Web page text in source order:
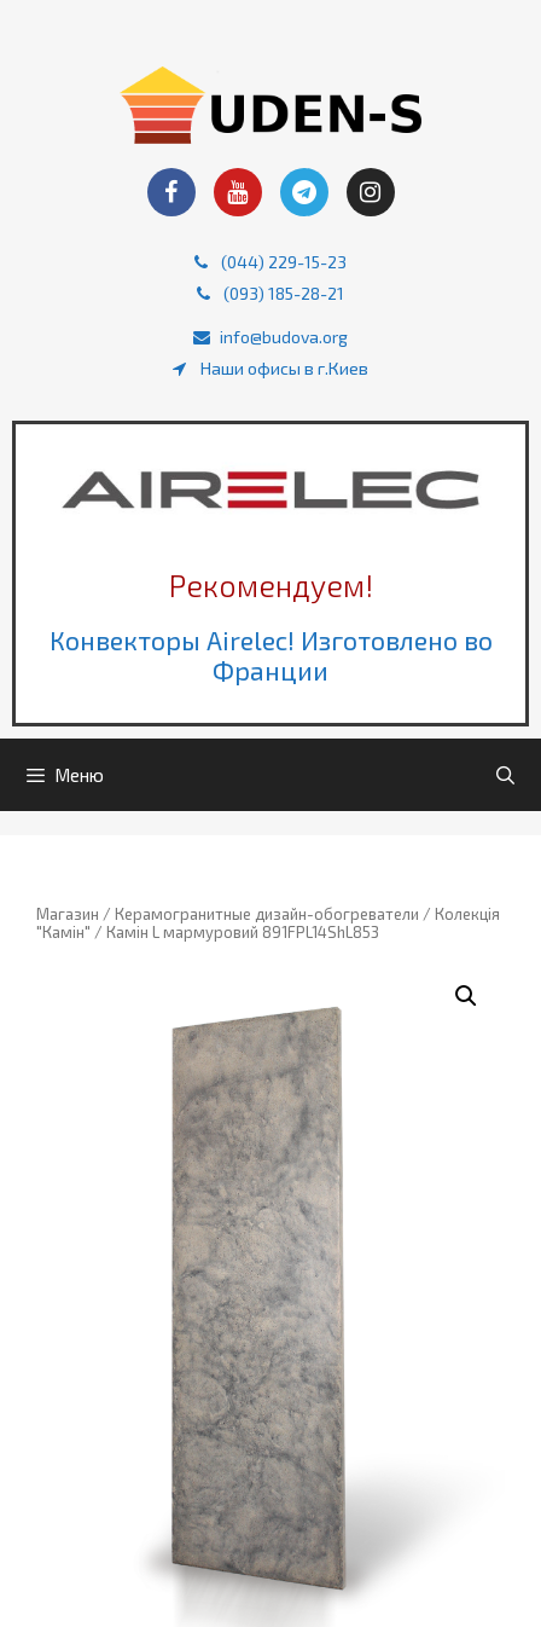
(044) 229-15-23
(093) 185-28-21
info@budova.org
Наши офисы в г.Киев
Рекомендуем!
Конвекторы Airelec! Изготовлено во
Франции
Меню
Магазин / Керамогранитные дизайн-обогреватели / Колекція
"Камін" / Камін L мармуровий 891FPL14ShL853